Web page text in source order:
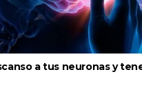
a tus neuronas y